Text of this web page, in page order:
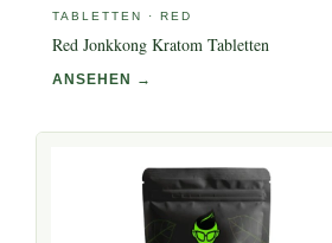
TABLETTEN · RED
Red Jonkkong Kratom Tabletten
ANSEHEN →